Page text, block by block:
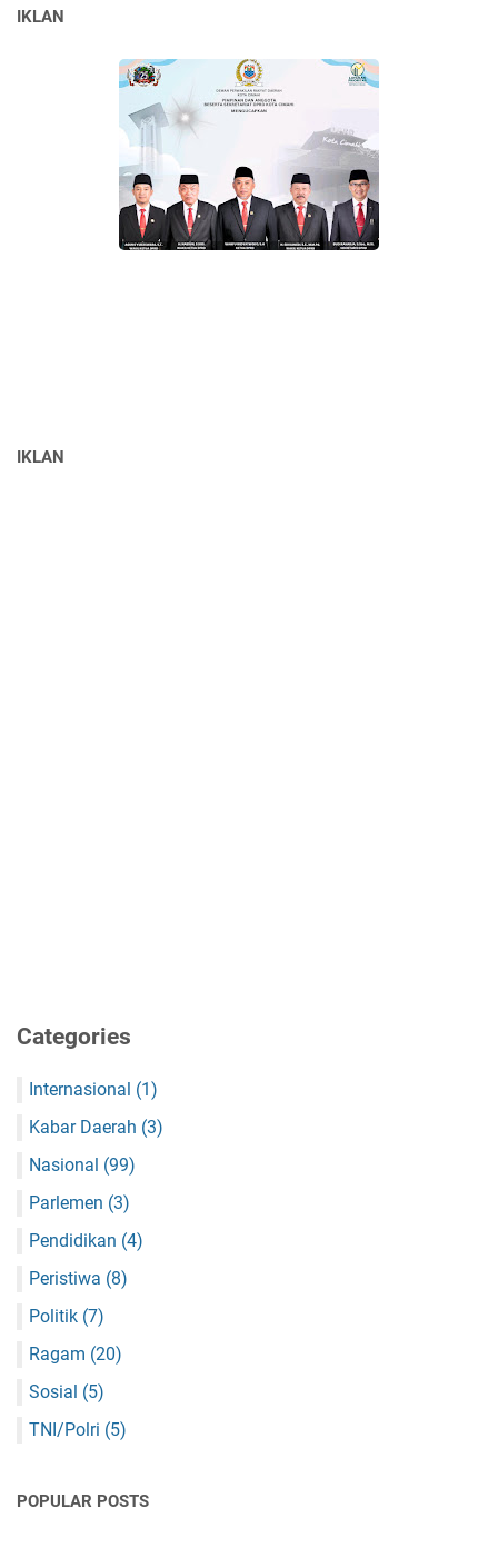
IKLAN
IKLAN
Categories
Internasional (1)
Kabar Daerah (3)
Nasional (99)
Parlemen (3)
Pendidikan (4)
Peristiwa (8)
Politik (7)
Ragam (20)
Sosial (5)
TNI/Polri (5)
POPULAR POSTS